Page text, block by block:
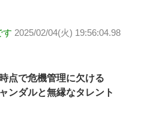
す 2025/02/04(火) 19:56:04.98
点で危機管理に欠ける
ンダルと無縁なタレント